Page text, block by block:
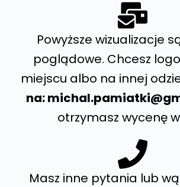
Powyższe wizualizacje
poglądowe. Chcesz
miejscu albo na innej
na:
otrzymasz wycenę
Masz inne pytania lub